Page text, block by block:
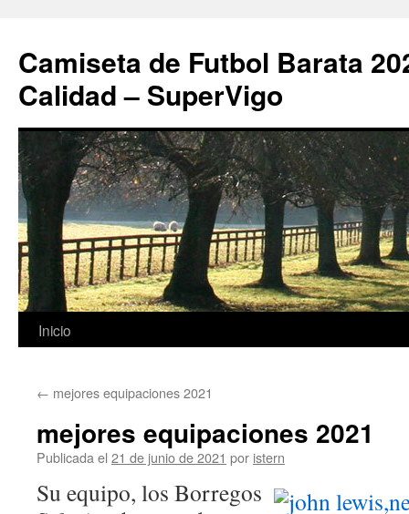
Camiseta de Futbol Barata
Calidad – SuperVigo
Saltar
contenido
Inicio
← mejores equipaciones 2021
mejores equipaciones 2021
Publicada el 21 de junio de 2021 por istern
Su equipo, los Borregos